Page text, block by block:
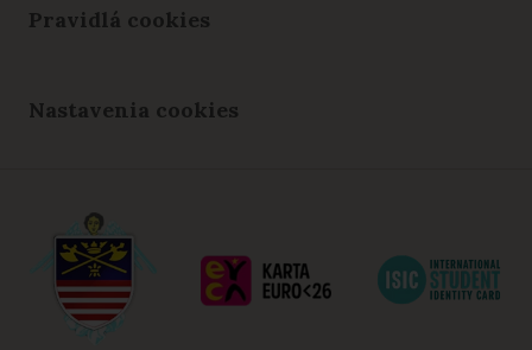
Pravidlá cookies
Nastavenia cookies